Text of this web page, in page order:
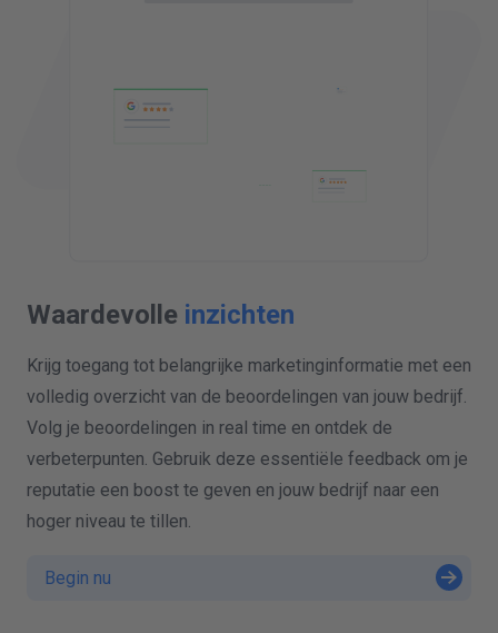
Waardevolle inzichten
Krijg toegang tot belangrijke marketinginformatie met een
volledig overzicht van de beoordelingen van jouw bedrijf.
Volg je beoordelingen in real time en ontdek de
verbeterpunten. Gebruik deze essentiële feedback om je
reputatie een boost te geven en jouw bedrijf naar een
hoger niveau te tillen.
Begin nu